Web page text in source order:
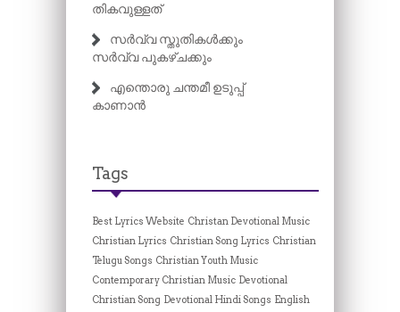
തികവുള്ളത്
സർവ്വ സ്തുതികൾക്കും
സർവ്വ പുകഴ്ചക്കും
എന്തൊരു ചന്തമീ ഉടുപ്പ്
കാണാൻ
Tags
Best Lyrics Website Christan Devotional Music
Christian Lyrics Christian Song Lyrics Christian
Telugu Songs Christian Youth Music
Contemporary Christian Music Devotional
Christian Song Devotional Hindi Songs English